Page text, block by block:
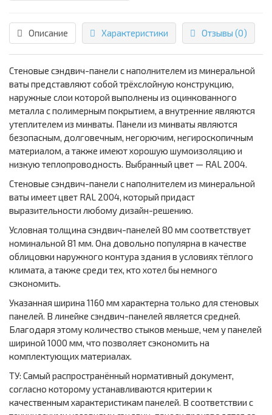
Описание Характеристики Отзывы (0)
Стеновые сэндвич-панели с наполнителем из минеральной
ваты представляют собой трёхслойную конструкцию,
наружные слои которой выполнены из оцинкованного
металла с полимерным покрытием, а внутренние являются
утеплителем из минваты. Панели из минваты являются
безопасным, долговечным, негорючим, негироскопичным
материалом, а также имеют хорошую шумоизоляцию и
низкую теплопроводность. Выбранный цвет — RAL 2004.
Стеновые сэндвич-панели с наполнителем из минеральной
ваты имеет цвет RAL 2004, который придаст
выразительности любому дизайн-решению.
Условная толщина сэндвич-панелей 80 мм соответствует
номинальной 81 мм. Она довольно популярна в качестве
облицовки наружного контура здания в условиях тёплого
климата, а также среди тех, кто хотел бы немного
сэкономить.
Указанная ширина 1160 мм характерна только для стеновых
панелей. В линейке сэндвич-панелей является средней.
Благодаря этому количество стыков меньше, чем у панелей
шириной 1000 мм, что позволяет сэкономить на
комплектующих материалах.
ТУ: Самый распространённый нормативный документ,
согласно которому устанавливаются критерии к
качественным характеристикам панелей. В соответствии с